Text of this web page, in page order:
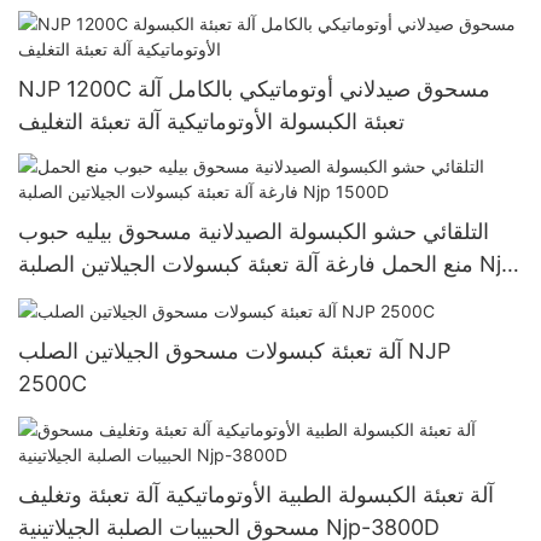
NJP 1200C مسحوق صيدلاني أوتوماتيكي بالكامل آلة
تعبئة الكبسولة الأوتوماتيكية آلة تعبئة التغليف
التلقائي حشو الكبسولة الصيدلانية مسحوق بيليه حبوب
منع الحمل فارغة آلة تعبئة كبسولات الجيلاتين الصلبة Njp
1500D
آلة تعبئة كبسولات مسحوق الجيلاتين الصلب NJP
2500C
آلة تعبئة الكبسولة الطبية الأوتوماتيكية آلة تعبئة وتغليف
مسحوق الحبيبات الصلبة الجيلاتينية Njp-3800D